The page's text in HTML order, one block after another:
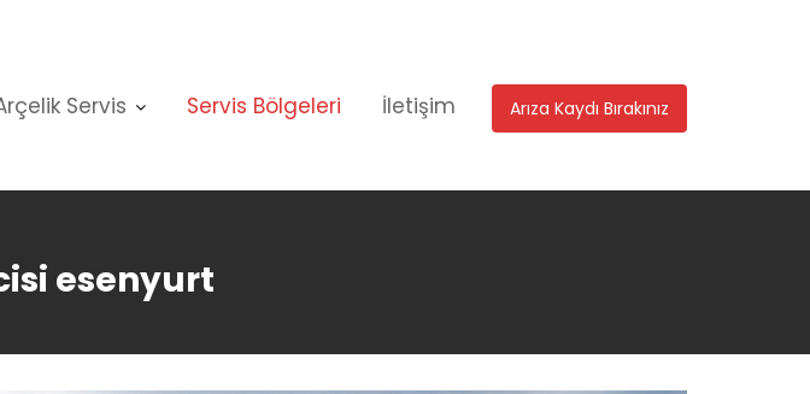
Arıza Kaydı Bırakınız
Servis Servis Bölgeleri İletişim
esenyurt